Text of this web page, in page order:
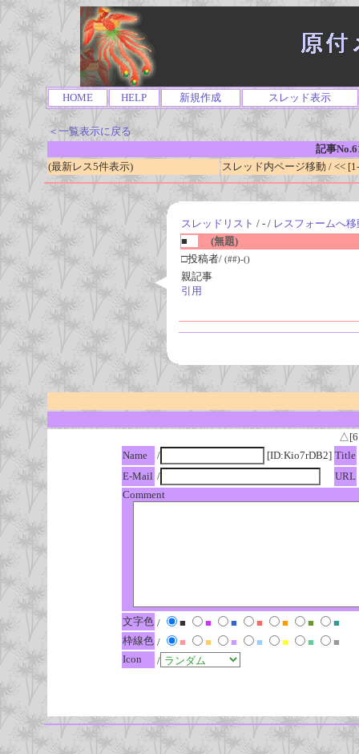
HOME HELP 新規作成 スレッド表示
＜一覧表示に戻る
記事
(最新レス5件表示)
スレッド内ページ移動 / <<
スレッドリスト / - / レスフォームへ移
■
(無題)
□投稿者/ (##)-()
親記事
引用
Name
/ [ID:Kio7rDB2] Title
E-Mail /
URL
Comment
文字色 / ■ ■ ■ ■ ■ ■
■
枠線色 / ■ ■ ■ ■ ■ ■
■
Icon
/